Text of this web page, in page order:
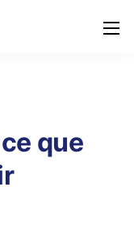
que